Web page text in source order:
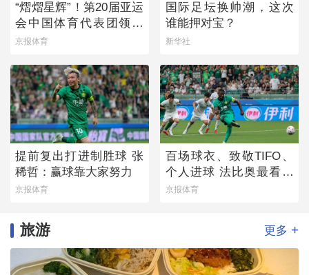
“熠熠星辉”！第20届亚运
会中国体育代表团领奖
装备发布
京报体育
国际足坛换帅潮，这次
谁能押对宝？
新华社
提前复出打进制胜球 张
稀哲：赢球靠大家努力
京报体育
百场球衣、致敬TIFO、
个人进球 法比奥最看重
的是球队取胜
京报体育
旅游 更多 +